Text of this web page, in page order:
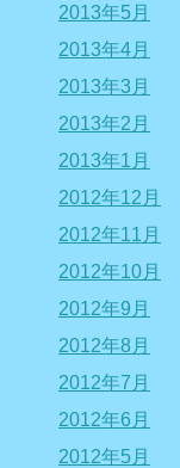
2013年5月
2013年4月
2013年3月
2013年2月
2013年1月
2012年12月
2012年11月
2012年10月
2012年9月
2012年8月
2012年7月
2012年6月
2012年5月